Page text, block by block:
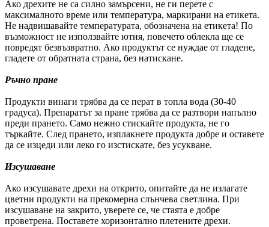
Ако дрехите не са силно замърсени, не ги перете с
максималното време или температура, маркирани на етикета.
Не надвишавайте температурата, обозначена на етикета! По
възможност не използвайте ютия, повечето облекла ще се
повредят безвъзвратно. Ако продуктът се нуждае от гладене,
гладете от обратната страна, без натискане.
Ръчно пране
Продукти винаги трябва да се перат в топла вода (30-40
градуса). Препаратът за пране трябва да се разтвори напълно
преди прането. Само нежно стискайте продукта, не го
търкайте. След прането, изплакнете продукта добре и оставете
да се изцеди или леко го изстискате, без усукване.
Изсушаване
Ако изсушавате дрехи на открито, опитайте да не излагате
цветни продукти на прекомерна слънчева светлина. При
изсушаване на закрито, уверете се, че стаята е добре
проветрена. Поставете хоризонтално плетените дрехи.